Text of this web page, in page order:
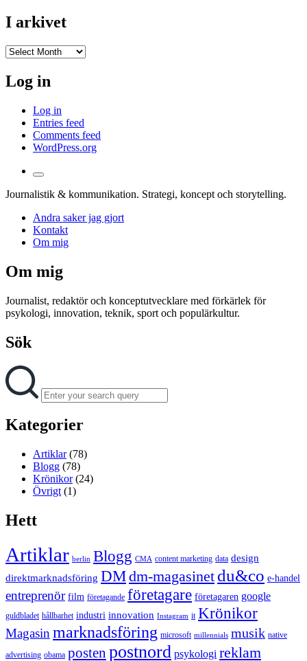
I arkivet
Log in
Log in
Entries feed
Comments feed
WordPress.org
Toggle
the
search
Journalistik & kommunikation. Strategi, koncept och storytelling.
Andra saker jag gjort
Kontakt
Om mig
Om mig
Journalist, redaktör och konceptutvecklare med förkärlek för
psykologi, innovation, teknik, sport och populärkultur.
Sök
Search
for:
Kategorier
Artiklar(78)
Blogg (78)
Krönikor(24)
Övrigt (1)
Hett
Artiklar berlin Blogg CMA content marketing data design
direktmarknadsföring DMdm-magasinet du&co e-handel
entreprenör film företagande företagare företagaren google
guldbladet hållbarhet industri innovation Instagram it Krönikor
Magasin marknadsföring microsoft millennials musik native
advertising obama posten postnord psykologi reklam